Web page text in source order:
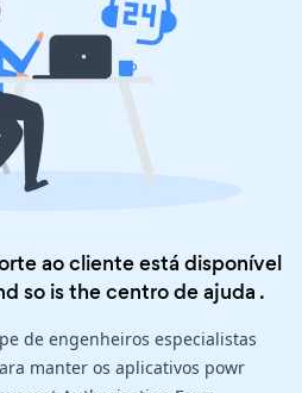
ao cliente está disponível
so is thecentro de ajuda .
de engenheiros especialistas
manter os aplicativos powr